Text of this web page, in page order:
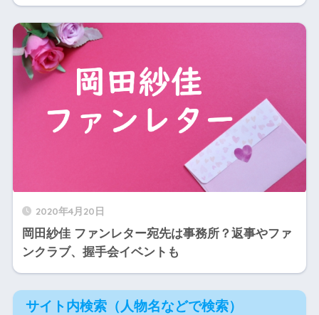
2020年4月20日
岡田紗佳 ファンレター宛先は事務所？返事やファ
ンクラブ、握手会イベントも
サイト内検索（人物名などで検索）